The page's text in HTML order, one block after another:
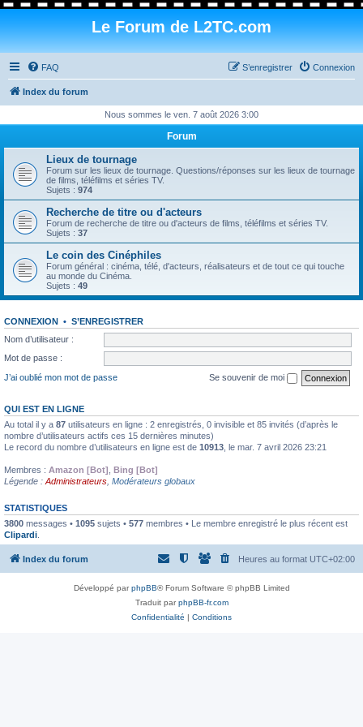
Le Forum de L2TC.com
FAQ Connexion
S’enregistrer
Index du forum
Nous sommes le ven. 7 août 2026 3:00
Forum
Lieux de tournage
Forum sur les lieux de tournage. Questions/réponses sur les lieux de tournage
de films, téléfilms et séries TV.
Sujets : 974
Recherche de titre ou d'acteurs
Forum de recherche de titre ou d'acteurs de films, téléfilms et séries TV.
Sujets : 37
Le coin des Cinéphiles
Forum général : cinéma, télé, d'acteurs, réalisateurs et de tout ce qui touche
au monde du Cinéma.
Sujets : 49
CONNEXION • S’ENREGISTRER
Nom d’utilisateur :
Mot de passe :
J’ai oublié mon mot de passe
Se souvenir de moi
QUI EST EN LIGNE
Au total il y a 87 utilisateurs en ligne : 2 enregistrés, 0 invisible et 85 invités (d’après le
nombre d’utilisateurs actifs ces 15 dernières minutes)
Le record du nombre d’utilisateurs en ligne est de 10913 , le mar. 7 avril 2026 23:21
Membres : Amazon [Bot] Bing [Bot]
Légende : Administrateurs Modérateurs globaux
STATISTIQUES
3800 messages • 1095 sujets • 577 membres • Le membre enregistré le plus récent est
Clipardi
Index du forum Heures au format UTC+02:00
Développé parphpBB® Forum Software © phpBB Limited
Traduit parphpBB-fr.com
Confidentialité | Conditions